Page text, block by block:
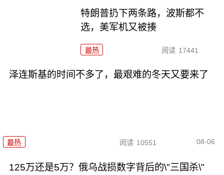
特朗普扔下两条路，波斯都不
选，美军机又被揍
最热 阅读 17441
泽连斯基的时间不多了，最艰难的冬天又要来了
最热 阅读 10551 08-06
125万还是5万？俄乌战损数字背后的\"三国杀\"